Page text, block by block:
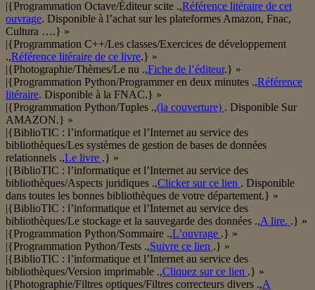
|{Programmation Octave/Éditeur scite .,Référence litéraire de cet
ouvrage. Disponible à l’achat sur les plateformes Amazon, Fnac,
Cultura ….} »
|{Programmation C++/Les classes/Exercices de développement
.,Référence litéraire de ce livre.} »
|{Photographie/Thèmes/Le nu .,Fiche de l’éditeur.} »
|{Programmation Python/Programmer en deux minutes .,Référence
litéraire. Disponible à la FNAC.} »
|{Programmation Python/Tuples .,(la couverture) . Disponible Sur
AMAZON.} »
|{BiblioTIC : l’informatique et l’Internet au service des
bibliothèques/Les systèmes de gestion de bases de données
relationnels .,Le livre .} »
|{BiblioTIC : l’informatique et l’Internet au service des
bibliothèques/Aspects juridiques .,Clicker sur ce lien . Disponible
dans toutes les bonnes bibliothèques de votre département.} »
|{BiblioTIC : l’informatique et l’Internet au service des
bibliothèques/Le stockage et la sauvegarde des données .,A lire. .} »
|{Programmation Python/Sommaire .,L’ouvrage .} »
|{Programmation Python/Tests .,Suivre ce lien .} »
|{BiblioTIC : l’informatique et l’Internet au service des
bibliothèques/Version imprimable .,Cliquez sur ce lien .} »
|{Photographie/Filtres optiques/Filtres correcteurs divers .,A